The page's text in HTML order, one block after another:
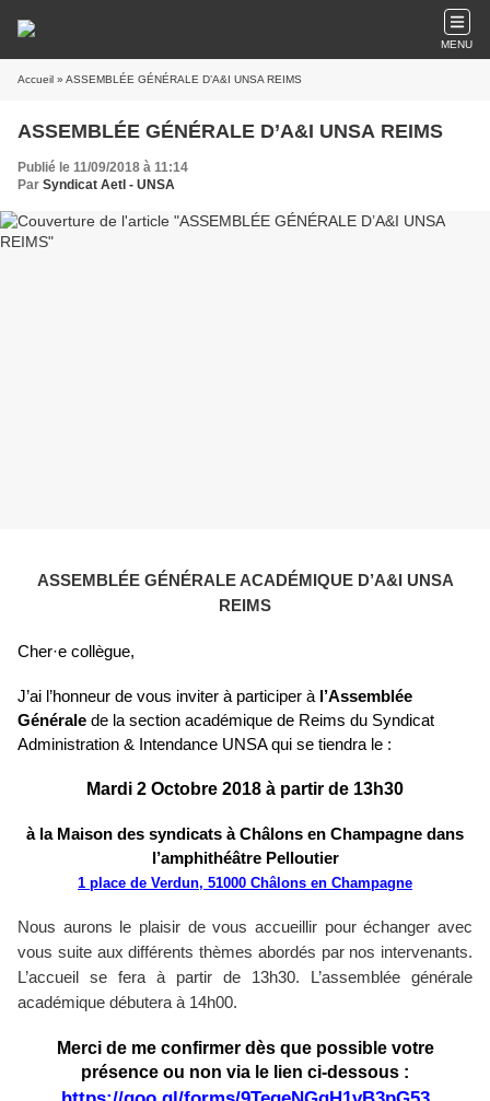
MENU
Accueil » ASSEMBLÉE GÉNÉRALE D’A&I UNSA REIMS
ASSEMBLÉE GÉNÉRALE D’A&I UNSA REIMS
Publié le 11/09/2018 à 11:14
Par Syndicat AetI - UNSA
ASSEMBLÉE GÉNÉRALE ACADÉMIQUE D’A&I UNSA
REIMS
Cher·e collègue,
J’ai l’honneur de vous inviter à participer à l’Assemblée
Générale de la section académique de Reims du Syndicat
Administration & Intendance UNSA qui se tiendra le :
Mardi 2 Octobre 2018 à partir de 13h30
à la Maison des syndicats à Châlons en Champagne dans
l’amphithéâtre Pelloutier
1 place de Verdun, 51000 Châlons en Champagne
Nous aurons le plaisir de vous accueillir pour échanger avec
vous suite aux différents thèmes abordés par nos intervenants.
L’accueil se fera à partir de 13h30. L’assemblée générale
académique débutera à 14h00.
Merci de me confirmer dès que possible votre
présence ou non via le lien ci-dessous :